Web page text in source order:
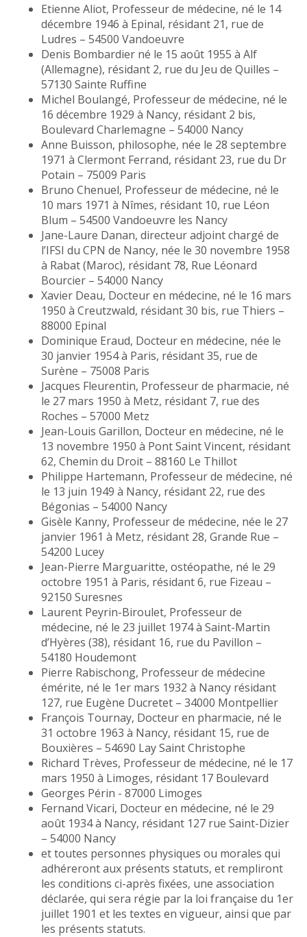
Etienne Aliot, Professeur de médecine, né le 14
décembre 1946 à Epinal, résidant 21, rue de
Ludres – 54500 Vandoeuvre
Denis Bombardier né le 15 août 1955 à Alf
(Allemagne), résidant 2, rue du Jeu de Quilles –
57130 Sainte Ruffine
Michel Boulangé, Professeur de médecine, né le
16 décembre 1929 à Nancy, résidant 2 bis,
Boulevard Charlemagne – 54000 Nancy
Anne Buisson, philosophe, née le 28 septembre
1971 à Clermont Ferrand, résidant 23, rue du Dr
Potain – 75009 Paris
Bruno Chenuel, Professeur de médecine, né le
10 mars 1971 à Nîmes, résidant 10, rue Léon
Blum – 54500 Vandoeuvre les Nancy
Jane-Laure Danan, directeur adjoint chargé de
l’IFSI du CPN de Nancy, née le 30 novembre 1958
à Rabat (Maroc), résidant 78, Rue Léonard
Bourcier – 54000 Nancy
Xavier Deau, Docteur en médecine, né le 16 mars
1950 à Creutzwald, résidant 30 bis, rue Thiers –
88000 Epinal
Dominique Eraud, Docteur en médecine, née le
30 janvier 1954 à Paris, résidant 35, rue de
Surène – 75008 Paris
Jacques Fleurentin, Professeur de pharmacie, né
le 27 mars 1950 à Metz, résidant 7, rue des
Roches – 57000 Metz
Jean-Louis Garillon, Docteur en médecine, né le
13 novembre 1950 à Pont Saint Vincent, résidant
62, Chemin du Droit – 88160 Le Thillot
Philippe Hartemann, Professeur de médecine, né
le 13 juin 1949 à Nancy, résidant 22, rue des
Bégonias – 54000 Nancy
Gisèle Kanny, Professeur de médecine, née le 27
janvier 1961 à Metz, résidant 28, Grande Rue –
54200 Lucey
Jean-Pierre Marguaritte, ostéopathe, né le 29
octobre 1951 à Paris, résidant 6, rue Fizeau –
92150 Suresnes
Laurent Peyrin-Biroulet, Professeur de
médecine, né le 23 juillet 1974 à Saint-Martin
d’Hyères (38), résidant 16, rue du Pavillon –
54180 Houdemont
Pierre Rabischong, Professeur de médecine
émérite, né le 1er mars 1932 à Nancy résidant
127, rue Eugène Ducretet – 34000 Montpellier
François Tournay, Docteur en pharmacie, né le
31 octobre 1963 à Nancy, résidant 15, rue de
Bouxières – 54690 Lay Saint Christophe
Richard Trèves, Professeur de médecine, né le 17
mars 1950 à Limoges, résidant 17 Boulevard
Georges Périn - 87000 Limoges
Fernand Vicari, Docteur en médecine, né le 29
août 1934 à Nancy, résidant 127 rue Saint-Dizier
– 54000 Nancy
et toutes personnes physiques ou morales qui
adhéreront aux présents statuts, et rempliront
les conditions ci-après fixées, une association
déclarée, qui sera régie par la loi française du 1er
juillet 1901 et les textes en vigueur, ainsi que par
les présents statuts.